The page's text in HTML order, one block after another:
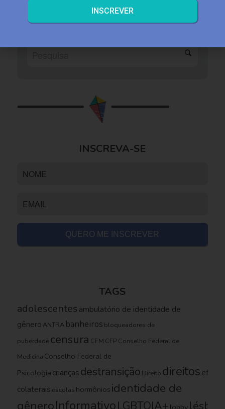
INSCREVA-SE
TAGS
adolescentes ambulatório de identidade de
gênero ANTRA banheiros bloqueadores de
puberdadecensura CFM CFPConselho Federal de
Medicina Conselho Federal de
Psicologia criançasdestransição Direito direitos
colaterais escolas hormônios identidade de
gêneroInformativo
INSCREVER